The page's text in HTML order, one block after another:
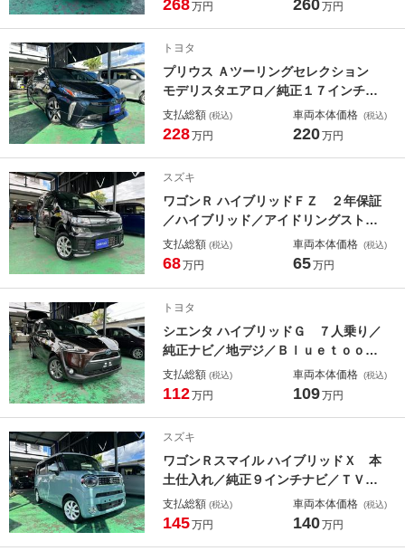
268万円 260万円
トヨタ
プリウス Ａツーリングセレクション
モデリスタエアロ／純正１７インチホ
イール／９インチナビ／ＴＶ／Ｂｌｕ
ｅｔｏｏｔｈ／バックカメラ／ＥＴＣ
ーター／ＬＥＤヘッドライト
支払総額 (税込)
228万円
車両本体価格 (税込)
220万円
スズキ
ワゴンＲ ハイブリッドＦＺ ２年保証
／ハイブリッド／アイドリングストッ
プ／ナビ／Ｂｌｕｅｔｏｏｔｈ／バッ
クカメラ／プッシュスタート／スマー
チアルミ
支払総額 (税込)
68万円
車両本体価格 (税込)
65万円
トヨタ
シエンタ ハイブリッドＧ ７人乗り／
純正ナビ／地デジ／Ｂｌｕｅｔｏｏｔ
ｈ／バックカメラ／ＥＴＣ／両側パワ
ースライド／ステアリングスイッチ／
支払総額 (税込)
112万円
車両本体価格 (税込)
109万円
スズキ
ワゴンＲスマイル ハイブリッドＸ 本
土仕入れ／純正９インチナビ／ＴＶ／
全方位カメラ／Ｂｌｕｅｔｏｏｔｈ／
ＥＴＣ／ドライブレコーダー／両側パ
支払総額 (税込)
145万円
車両本体価格 (税込)
140万円